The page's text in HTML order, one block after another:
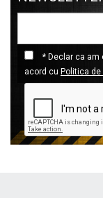
* Declar ca am
acord cu Politica